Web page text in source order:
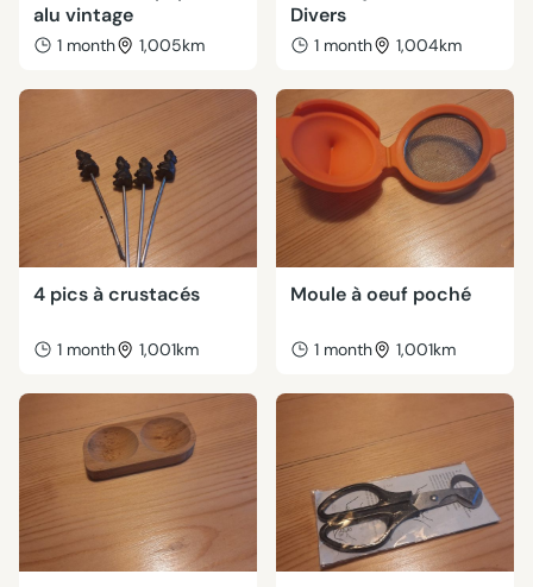
alu vintage
1 month 1,005km
Divers
1 month 1,004km
4 pics à crustacés
1 month 1,001km
Moule à oeuf poché
1 month 1,001km